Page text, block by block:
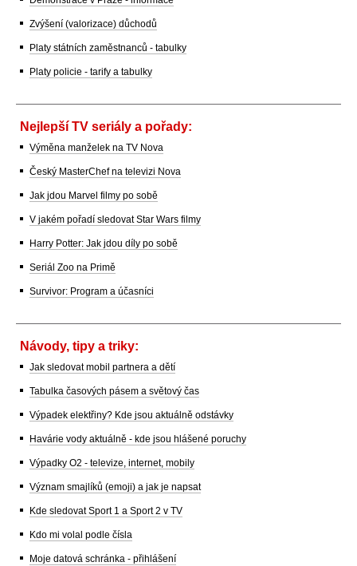
Zvýšení (valorizace) důchodů
Platy státních zaměstnanců - tabulky
Platy policie - tarify a tabulky
Nejlepší TV seriály a pořady:
Výměna manželek na TV Nova
Český MasterChef na televizi Nova
Jak jdou Marvel filmy po sobě
V jakém pořadí sledovat Star Wars filmy
Harry Potter: Jak jdou díly po sobě
Seriál Zoo na Primě
Survivor: Program a účasníci
Návody, tipy a triky:
Jak sledovat mobil partnera a dětí
Tabulka časových pásem a světový čas
Výpadek elektřiny? Kde jsou aktuálně odstávky
Havárie vody aktuálně - kde jsou hlášené poruchy
Výpadky O2 - televize, internet, mobily
Význam smajlíků (emoji) a jak je napsat
Kde sledovat Sport 1 a Sport 2 v TV
Kdo mi volal podle čísla
Moje datová schránka - přihlášení